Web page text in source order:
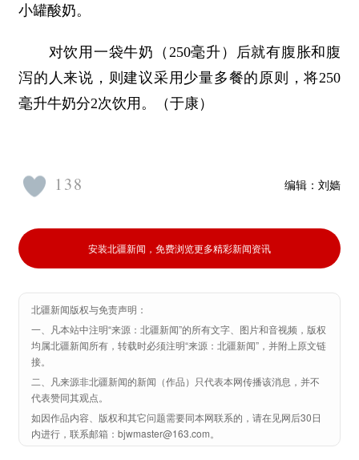
小罐酸奶。
对饮用一袋牛奶（250毫升）后就有腹胀和腹
泻的人来说，则建议采用少量多餐的原则，将250
毫升牛奶分2次饮用。（于康）
编辑： 刘嫱
138
安装北疆新闻，免费浏览更多精彩新闻资讯
北疆新闻版权与免责声明：
一、凡本站中注明“来源：北疆新闻”的所有文字、图片和音视频，版权
均属北疆新闻所有，转载时必须注明“来源：北疆新闻”，并附上原文链
接。
二、凡来源非北疆新闻的新闻（作品）只代表本网传播该消息，并不
代表赞同其观点。
如因作品内容、版权和其它问题需要同本网联系的，请在见网后30日
内进行，联系邮箱：bjwmaster@163.com。